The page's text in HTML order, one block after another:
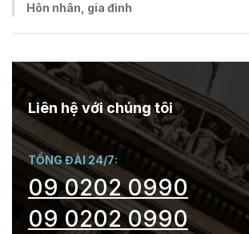
Hôn nhân, gia đình
Liên hệ với chúng tôi
TỔNG ĐÀI 24/7:
09 0202 0990
09 0202 0990